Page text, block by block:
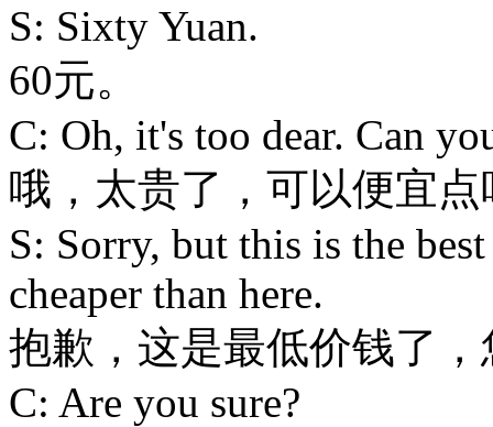
S: Sixty Yuan.
60元。
C: Oh, it's too dear. Can
哦，太贵了，可以便宜点
S: Sorry, but this is the
cheaper than here.
抱歉，这是最低价钱了
C: Are you sure?